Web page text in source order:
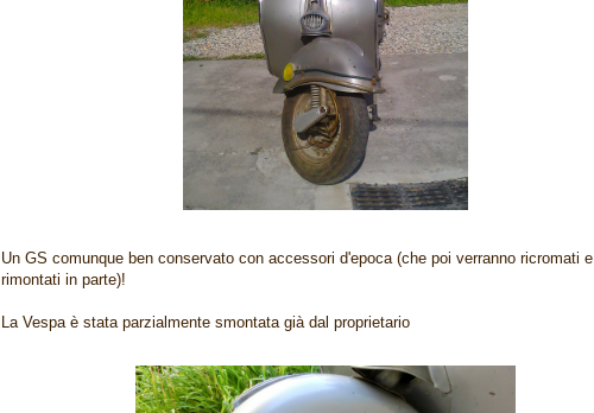
Un GS comunque ben conservato con accessori d'epoca (che poi verranno ricromati e
rimontati in parte)!
La Vespa è stata parzialmente smontata già dal proprietario